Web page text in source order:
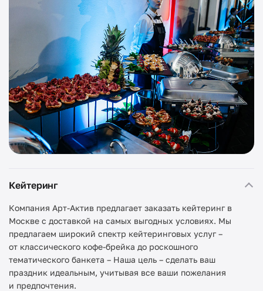
Кейтеринг
Компания Арт-Актив предлагает заказать кейтеринг в
Москве с доставкой на самых выгодных условиях. Мы
предлагаем широкий спектр кейтеринговых услуг –
от классического кофе-брейка до роскошного
тематического банкета – Наша цель – сделать ваш
праздник идеальным, учитывая все ваши пожелания
и предпочтения.